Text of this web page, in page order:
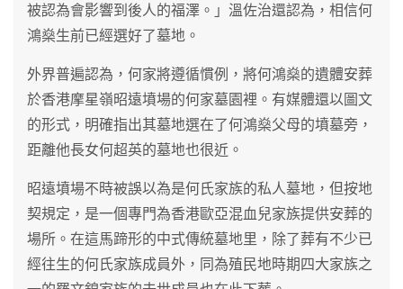
被認為會影響到後人的福澤。」溫佐治還認為，相信何
鴻燊生前已經選好了墓地。
外界普遍認為，何家將遵循慣例，將何鴻燊的遺體安葬
於香港摩星嶺昭遠墳場的何家墓園裡。有媒體還以圖文
的形式，明確指出其墓地選在了何鴻燊父母的墳墓旁，
距離他長女何超英的墓地也很近。
昭遠墳場不時被誤以為是何氏家族的私人墓地，但按地
契規定，是一個專門為香港歐亞混血兒家族提供安葬的
場所。在這馬蹄形的中式傳統墓地里，除了葬有不少已
經往生的何氏家族成員外，同為殖民地時期四大家族之